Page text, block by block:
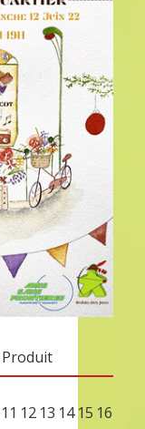
11 12 13 14 15 16